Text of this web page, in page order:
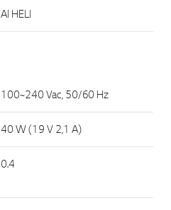
AI HELI
100~240 Vac, 50/60 Hz
40 W (19 V 2,1 A)
0.4